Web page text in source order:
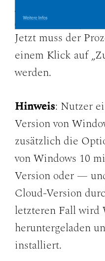
Jetzt muss der
einem Klick auf
werden.
Hinweis: Nutzer
Version von
zusätzlich die
von Windows 10
Version oder —
Cloud-Version
letzteren Fall wird
heruntergeladen
installiert.